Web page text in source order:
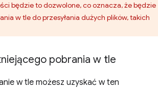
będzie to dozwolone, co oznacza, że będzie
w tle do przesyłania dużych plików, takich
pobrania w tle
w tle możesz uzyskać w ten